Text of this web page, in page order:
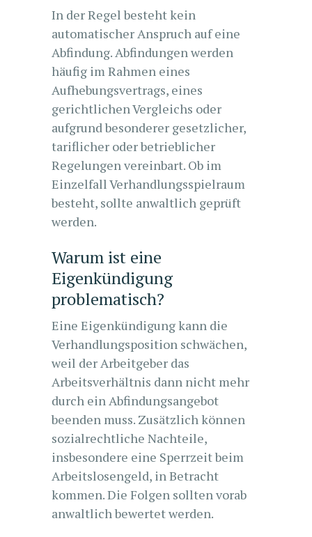
In der Regel besteht kein
automatischer Anspruch auf eine
Abfindung. Abfindungen werden
häufig im Rahmen eines
Aufhebungsvertrags, eines
gerichtlichen Vergleichs oder
aufgrund besonderer gesetzlicher,
tariflicher oder betrieblicher
Regelungen vereinbart. Ob im
Einzelfall Verhandlungsspielraum
besteht, sollte anwaltlich geprüft
werden.
Warum ist eine
Eigenkündigung
problematisch?
Eine Eigenkündigung kann die
Verhandlungsposition schwächen,
weil der Arbeitgeber das
Arbeitsverhältnis dann nicht mehr
durch ein Abfindungsangebot
beenden muss. Zusätzlich können
sozialrechtliche Nachteile,
insbesondere eine Sperrzeit beim
Arbeitslosengeld, in Betracht
kommen. Die Folgen sollten vorab
anwaltlich bewertet werden.